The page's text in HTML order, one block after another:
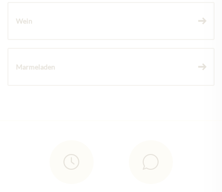
Wein
Marmeladen